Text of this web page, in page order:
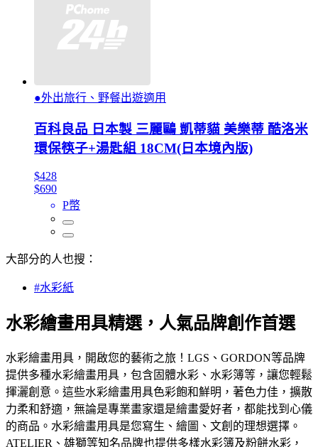
●外出旅行、野餐出遊適用
百科良品 日本製 三麗鷗 凱蒂貓 美樂蒂 酷洛米
環保筷子+湯匙組 18CM(日本境內版)
$428
$690
P幣
大部分的人也搜：
#水彩紙
水彩繪畫用具精選，人氣品牌創作首選
水彩繪畫用具，開啟您的藝術之旅！LGS、GORDON等品牌
提供多種水彩繪畫用具，包含固體水彩、水彩簿等，讓您輕鬆
揮灑創意。這些水彩繪畫用具色彩飽和鮮明，著色力佳，擴散
力柔和舒適，無論是專業畫家還是繪畫愛好者，都能找到心儀
的商品。水彩繪畫用具是您寫生、繪圖、文創的理想選擇。
ATELIER、雄獅等知名品牌也提供多樣水彩簿及粉餅水彩，